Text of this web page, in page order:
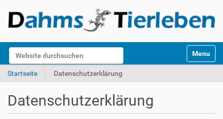
Website durchsuchen
k
Toggle
Startseite Datenschutzerklärung
Datenschutzerklärung